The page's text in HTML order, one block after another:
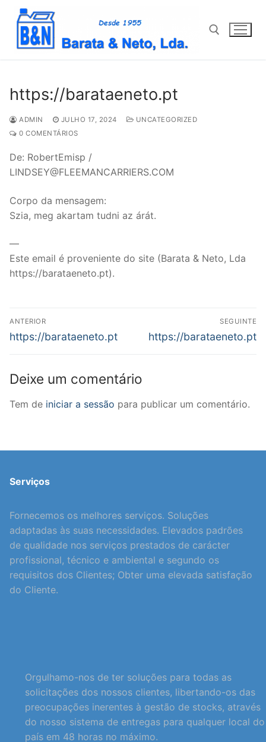
Saltar
para
conteúdo
https://barataeneto.pt
ADMIN JULHO 17, 2024
UNCATEGORIZED
0 COMENTÁRIOS
De: RobertEmisp /
LINDSEY@FLEEMANCARRIERS.COM
Corpo da mensagem:
Szia, meg akartam tudni az árát.
—
Este email é proveniente do site (Barata & Neto, Lda
https://barataeneto.pt).
Navegação
de
ANTERIOR
Previous
https://barataeneto.pt
SEGUINTE
Next
https://barataeneto.pt
Deixe um comentário
Tem de iniciar a sessão para publicar um comentário.
Serviços
Fornecemos os melhores serviços. Soluções
adaptadas às suas necessidades. Elevados padrões
de qualidade nos serviços prestados de carácter
profissional, técnico e ambiental e segundo os
requisitos dos Clientes; Obter uma elevada satisfação
do Cliente.
Orgulhamo-nos de ter soluções para todas as
solicitações dos nossos clientes, libertando-os das
preocupações inerentes à gestão de stocks, através
do nosso sistema de entregas para qualquer local do
país em 48 horas no máximo.